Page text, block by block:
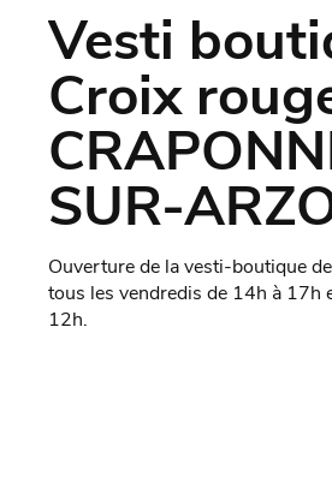
Vesti
Croix
SUR-
Ouverture de la vesti-boutique
tous les vendredis de 14h à 17h
12h.